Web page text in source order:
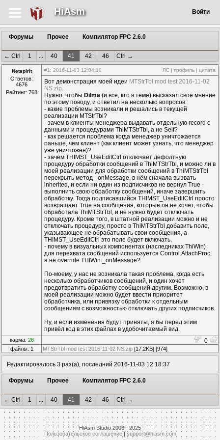
HiAsm Войти
Форумы Прочее Компилятор FPC 2.6.0
← Ctrl 1 ... 40 41 42 46 Ctrl →
Netspirit
Ответов:
4676
Рейтинг: 768
#1 : 2016-11-03 12:04:10 ЛС | профиль | цитата
Вот демонстрация моей идеи MTStrTbl mod test 2016-11-02
NS.zip.
Нужно, чтобы Dilma (и все, кто в теме) высказал свое мнение
по этому поводу, и ответил на несколько вопросов:
- какие проблемы возникали и решались в текущей
реализации MTStrTbl?
- зачем в клиенты менеджера выдавать отдельную record с
данными и процедурами ThiMTStrTbl, а не Self?
- как решается проблема когда менеджер уничтожается
раньше, чем клиент (как клиент может узнать, что менеджер
уже уничтожен)?
- зачем THIMST_UseEditCtrl отключает дефолтную
процедуру обработки сообщений в ThiMTStrTbl, и можно ли в
моей реализации для обработки сообщений в ThiMTStrTbl
перекрыть метод _onMessage, в нём сначала вызвать
inherited, и если ни один из подписчиков не вернул True -
выполнить свою обработку сообщений, иначе завершить
обработку. Тогда подписавшийся THIMST_UseEditCtrl просто
возвращает True на сообщения, которые он не хочет, чтобы
обработала ThiMTStrTbl, и не нужно будет отключать
процедуру. Кроме того, в штатной реализации можно и не
отключать процедуру, просто в ThiMTStrTbl добавить поле,
указывающее не обрабатывать свои сообщения, а
THIMST_UseEditCtrl это поле будет включать.
- почему в визуальных компонентах (наследниках ThiWin)
для перехвата сообщений используется Control.AttachProc,
а не override THIWin._onMessage?
По-моему, у нас не возникала такая проблема, когда есть
несколько обработчиков сообщений, и один хочет
предотвратить обработку сообщений другим. Возможно, в
моей реализации можно будет ввести приоритет
обработчика, или привязку обработки к отдельным
сообщениям с возможностью отключать других подписчиков.
Ну, и если изменения будут приняты, я бы перед этим
привёл код в этих файлах в удобочитаемый вид.
карма: 26 0
файлы: 1 MTStrTbl mod test 2016-11-02 NS.zip [17.2KB] [974]
Редактировалось 3 раз(а), последний 2016-11-03 12:18:37
Форумы Прочее Компилятор FPC 2.6.0
← Ctrl 1 ... 40 41 42 46 Ctrl →
HiAsm Studio 2003 - 2025
Пользовательское соглашение| support@hiasm.com